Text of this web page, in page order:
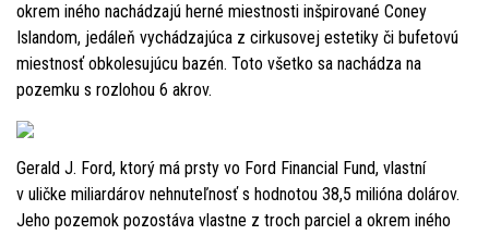
okrem iného nachádzajú herné miestnosti inšpirované Coney
Islandom, jedáleň vychádzajúca z cirkusovej estetiky či bufetovú
miestnosť obkolesujúcu bazén. Toto všetko sa nachádza na
pozemku s rozlohou 6 akrov.
Gerald J. Ford, ktorý má prsty vo Ford Financial Fund, vlastní
v uličke miliardárov nehnuteľnosť s hodnotou 38,5 milióna dolárov.
Jeho pozemok pozostáva vlastne z troch parciel a okrem iného